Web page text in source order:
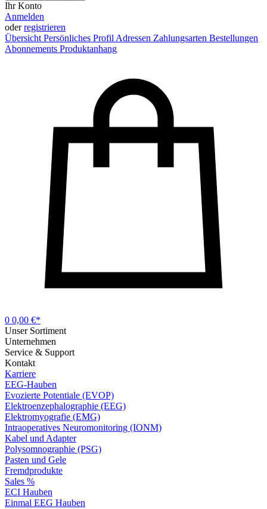
Ihr Konto
Anmelden
oderregistrieren
Übersicht Persönliches Profil Adressen Zahlungsarten Bestellungen
Abonnements Produktanhang
0 0,00 €*
Unser Sortiment
Unternehmen
Service & Support
Kontakt
Karriere
EEG-Hauben
Evozierte Potentiale (EVOP)
Elektroenzephalographie (EEG)
Elektromyografie (EMG)
Intraoperatives Neuromonitoring (IONM)
Kabel und Adapter
Polysomnographie (PSG)
Pasten und Gele
Fremdprodukte
Sales %
ECI Hauben
Einmal EEG Hauben